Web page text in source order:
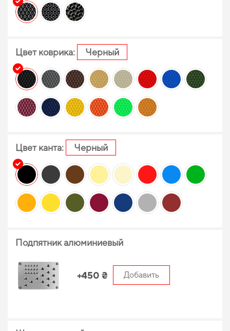
Цвет коврика: Черный
Цвет канта: Черный
Подпятник алюминиевый
+450 ₴ Добавить